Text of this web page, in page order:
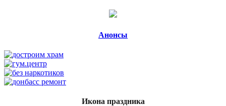
Анонсы
Икона праздника